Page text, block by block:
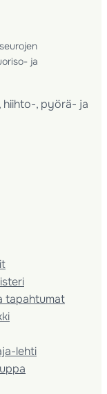
ja
hiihto-, pyörä- ja
tapahtumat
lehti